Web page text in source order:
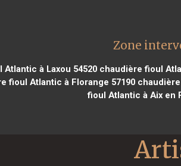
Zone
à Laxou 54520chaudière fioul
fioul Atlantic à Florange 57190chaudière
fioul Atlantic à Aix en